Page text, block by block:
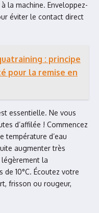
la machine. Enveloppez-
éviter le contact direct
: principe
pour la remise en
essentielle. Ne vous
d’affilée ! Commencez
température d’eau
augmenter très
la
10°C. Écoutez votre
frisson ou rougeur,